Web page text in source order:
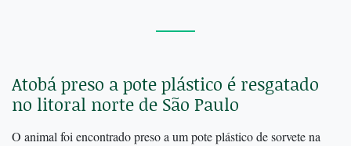
Atobá preso a pote plástico é resgatado
no litoral norte de São Paulo
O animal foi encontrado preso a um pote plástico de sorvete na